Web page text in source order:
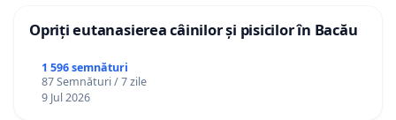
Opriți eutanasierea câinilor și pisicilor în Bacău
1 596 semnături
87 Semnături / 7 zile
9 Jul 2026